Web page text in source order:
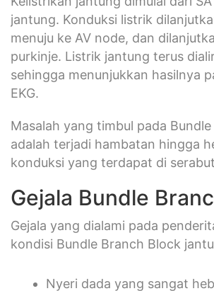
jantung. Konduksi listrik
menuju ke AV node, dan
purkinje. Listrik jantung terus
sehingga menunjukkan hasilnya
EKG.
Masalah yang timbul pada
adalah terjadi hambatan hingga
konduksi yang terdapat di
Gejala Bundle
Gejala yang dialami pada
kondisi Bundle Branch Block
Nyeri dada yang sangat